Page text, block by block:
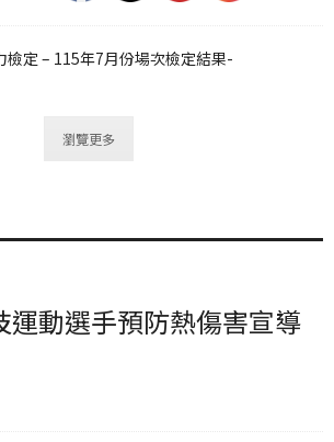
檢定 – 115年7月份場次檢定結果-
瀏覽更多
運動選手預防熱傷害宣導